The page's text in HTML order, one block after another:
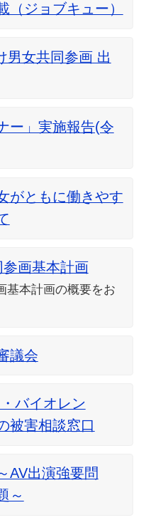
（ジョブキュー）
男女共同参画 出
ー」実施報告(令
がともに働きやす
画基本計画
基本計画の概要をお
議会
バイオレン
被害相談窓口
AV出演強要問
～